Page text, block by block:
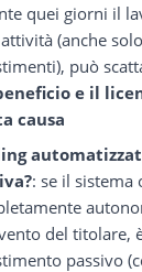
quei giorni il
(anche
può
e il
causa
: se il
del titolare,
passivo